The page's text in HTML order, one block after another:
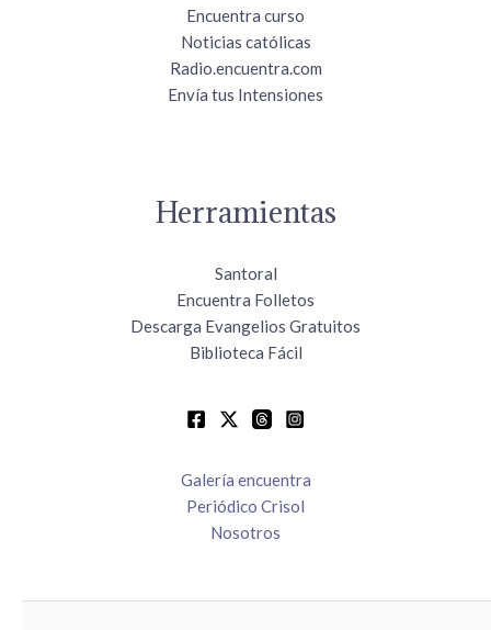
Encuentra curso
Noticias católicas
Radio.encuentra.com
Envía tus Intensiones
Herramientas
Santoral
Encuentra Folletos
Descarga Evangelios Gratuitos
Biblioteca Fácil
Galería encuentra
Periódico Crisol
Nosotros